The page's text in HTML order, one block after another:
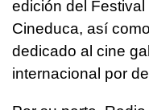
edición del
Cineduca, así
dedicado al cine
internacional por